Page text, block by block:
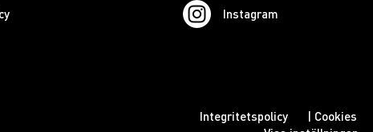
Instagram
Integritetspolicy | Cookies